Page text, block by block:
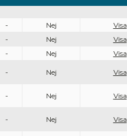
- Nej
Visa
- Nej
Visa
- Nej
Visa
- Nej Visa
- Nej Visa
- Nej Visa